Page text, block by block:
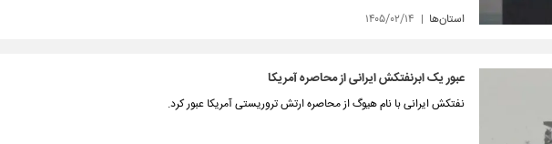
استان‌ها ۱۴۰۵/۰۲/۱۴
عبور یک ابرنفتکش ایرانی از محاصره آمریکا
نفتکش ایرانی با نام هیوگ از محاصره ارتش تروریستی آمریکا عبور کرد.